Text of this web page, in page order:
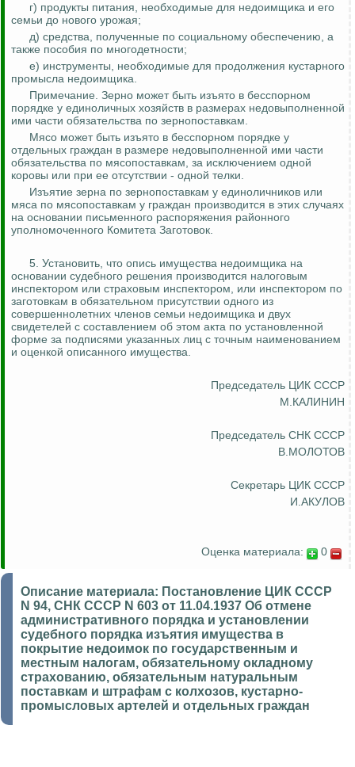
г) продукты питания, необходимые для недоимщика и его
семьи до нового урожая;
д) средства, полученные по социальному обеспечению, а
также пособия по многодетности;
е) инструменты, необходимые для продолжения кустарного
промысла недоимщика.
Примечание. Зерно может быть изъято в бесспорном
порядке у единоличных хозяйств в размерах недовыполненной
ими части обязательства по зернопоставкам.
Мясо может быть изъято в бесспорном порядке у
отдельных граждан в размере недовыполненной ими части
обязательства по мясопоставкам, за исключением одной
коровы или при ее отсутствии - одной телки.
Изъятие зерна по зернопоставкам у единоличников или
мяса по мясопоставкам у граждан производится в этих случаях
на основании письменного распоряжения районного
уполномоченного Комитета Заготовок.
5. Установить, что опись имущества недоимщика на
основании судебного решения производится налоговым
инспектором или страховым инспектором, или инспектором по
заготовкам в обязательном присутствии одного из
совершеннолетних членов семьи недоимщика и двух
свидетелей с составлением об этом акта по установленной
форме за подписями указанных лиц с точным наименованием
и оценкой описанного имущества.
Председатель ЦИК СССР
М.КАЛИНИН
Председатель СНК СССР
В.МОЛОТОВ
Секретарь ЦИК СССР
И.АКУЛОВ
Оценка материала: 0
Описание материала: Постановление ЦИК СССР
N 94, СНК СССР N 603 от 11.04.1937 Об отмене
административного порядка и установлении
судебного порядка изъятия имущества в
покрытие недоимок по государственным и
местным налогам, обязательному окладному
страхованию, обязательным натуральным
поставкам и штрафам с колхозов, кустарно-
промысловых артелей и отдельных граждан